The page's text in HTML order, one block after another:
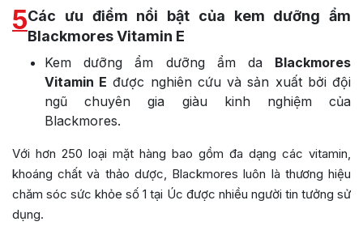
5Các ưu điểm nổi bật của kem dưỡng ẩm
Blackmores Vitamin E
Kem dưỡng ẩm dưỡng ẩm da Blackmores
Vitamin E được nghiên cứu và sản xuất bởi đội
ngũ chuyên gia giàu kinh nghiệm của
Blackmores.
Với hơn 250 loại mặt hàng bao gồm đa dạng các vitamin,
khoáng chất và thảo dược, Blackmores luôn là thương hiệu
chăm sóc sức khỏe số 1 tại Úc được nhiều người tin tưởng sử
dụng.